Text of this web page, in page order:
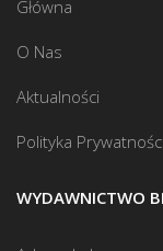
Główna
O Nas
Aktualności
Polityka Prywatności
WYDAWNICTWO